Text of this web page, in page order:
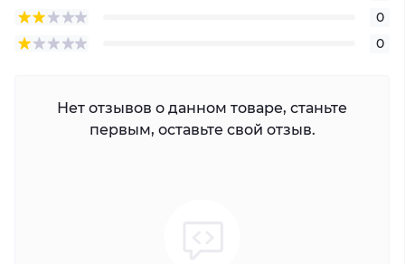
0
0
Нет отзывов о данном товаре, станьте
первым, оставьте свой отзыв.